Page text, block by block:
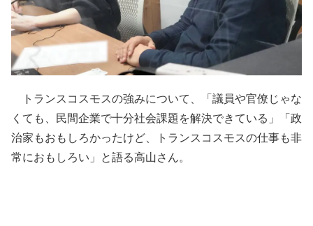
トランスコスモスの強みについて、「議員や官僚じゃな
くても、民間企業で十分社会課題を解決できている」「政
治家もおもしろかったけど、トランスコスモスの仕事も非
常におもしろい」と語る高山さん。